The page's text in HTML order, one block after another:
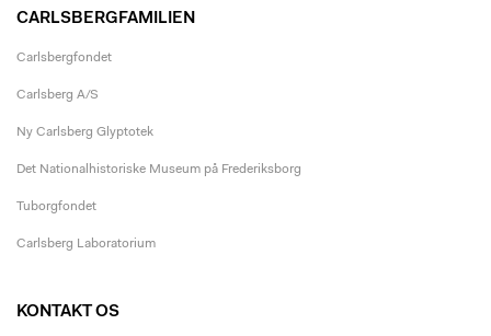
CARLSBERGFAMILIEN
Carlsbergfondet
Carlsberg A/S
Ny Carlsberg Glyptotek
Det Nationalhistoriske Museum på Frederiksborg
Tuborgfondet
Carlsberg Laboratorium
KONTAKT OS